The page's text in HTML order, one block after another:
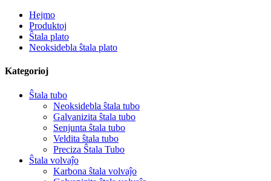
Hejmo
Produktoj
Ŝtala plato
Neoksidebla ŝtala plato
Kategorioj
Ŝtala tubo
Neoksidebla ŝtala tubo
Galvanizita ŝtala tubo
Senjunta ŝtala tubo
Veldita ŝtala tubo
Preciza Ŝtala Tubo
Ŝtala volvaĵo
Karbona ŝtala volvaĵo